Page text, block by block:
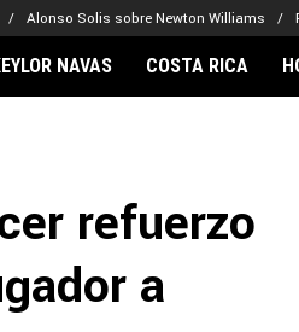
Alonso Solis sobre Newton Williams
Noticias
NAVAS COSTA RICA
refuerzo
a